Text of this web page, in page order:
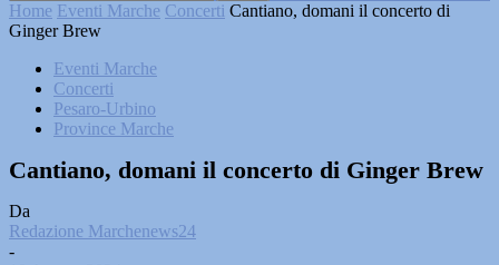
Home Eventi Marche Concerti Cantiano, domani il concerto di
Ginger Brew
Eventi Marche
Concerti
Pesaro-Urbino
Province Marche
Cantiano, domani il concerto di Ginger Brew
Da
Redazione Marchenews24
-